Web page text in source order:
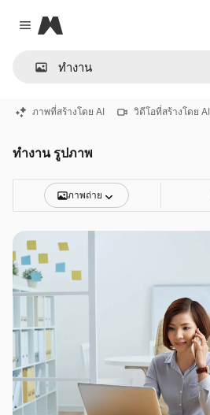
Close menu
Magnific
ภาพที่สร้างโดย AI วิดีโอที่สร้างโดย AI
ทํางาน รูปภาพ
ภาพถ่าย